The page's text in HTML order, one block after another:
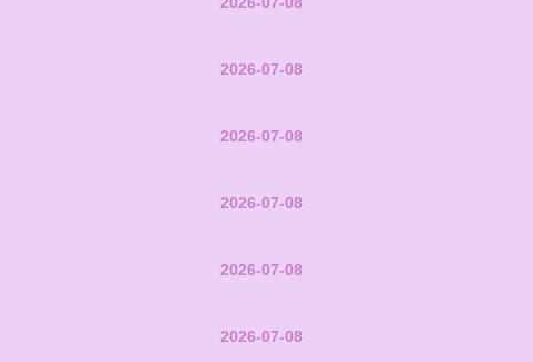
2026-07-08
2026-07-08
2026-07-08
2026-07-08
2026-07-08